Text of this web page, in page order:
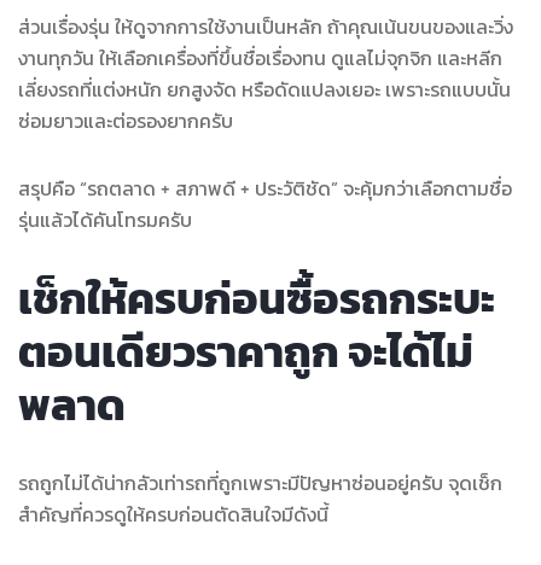
ส่วนเรื่องรุ่น ให้ดูจากการใช้งานเป็นหลัก ถ้าคุณเน้นขนของและวิ่ง
งานทุกวัน ให้เลือกเครื่องที่ขึ้นชื่อเรื่องทน ดูแลไม่จุกจิก และหลีก
เลี่ยงรถที่แต่งหนัก ยกสูงจัด หรือดัดแปลงเยอะ เพราะรถแบบนั้น
ซ่อมยาวและต่อรองยากครับ
สรุปคือ “รถตลาด + สภาพดี + ประวัติชัด” จะคุ้มกว่าเลือกตามชื่อ
รุ่นแล้วได้คันโทรมครับ
เช็กให้ครบก่อนซื้อรถกระบะ
ตอนเดียวราคาถูก จะได้ไม่
พลาด
รถถูกไม่ได้น่ากลัวเท่ารถที่ถูกเพราะมีปัญหาซ่อนอยู่ครับ จุดเช็ก
สำคัญที่ควรดูให้ครบก่อนตัดสินใจมีดังนี้